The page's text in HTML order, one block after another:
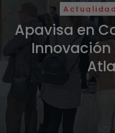
Actualidad
Apavisa en
Innovación